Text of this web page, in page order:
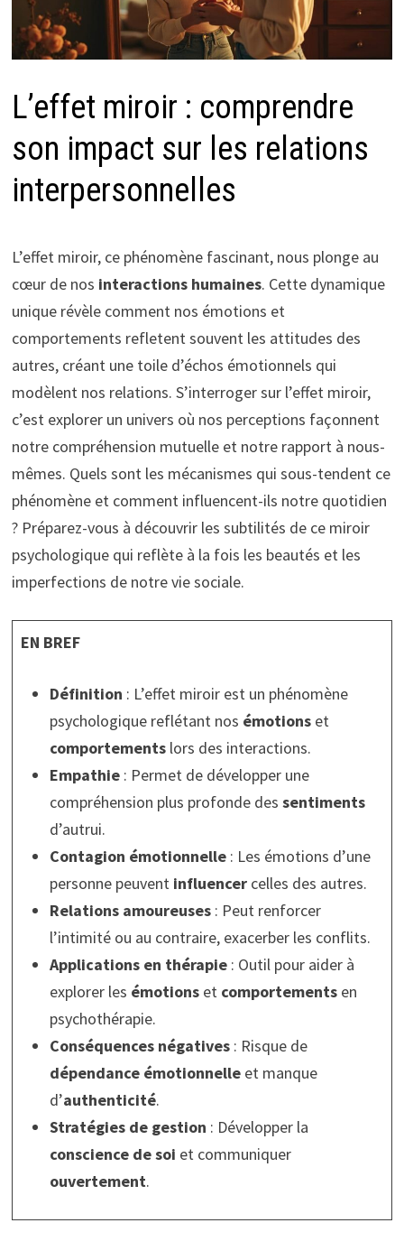
L’effet miroir : comprendre
son impact sur les relations
interpersonnelles
L’effet miroir, ce phénomène fascinant, nous plonge au
cœur de nos interactions humaines. Cette dynamique
unique révèle comment nos émotions et
comportements refletent souvent les attitudes des
autres, créant une toile d’échos émotionnels qui
modèlent nos relations. S’interroger sur l’effet miroir,
c’est explorer un univers où nos perceptions façonnent
notre compréhension mutuelle et notre rapport à nous-
mêmes. Quels sont les mécanismes qui sous-tendent ce
phénomène et comment influencent-ils notre quotidien
? Préparez-vous à découvrir les subtilités de ce miroir
psychologique qui reflète à la fois les beautés et les
imperfections de notre vie sociale.
EN BREF
Définition : L’effet miroir est un phénomène
psychologique reflétant nos émotionset
comportementslors des interactions.
Empathie: Permet de développer une
compréhension plus profonde des sentiments
d’autrui.
Contagion émotionnelle: Les émotions d’une
personne peuvent influencercelles des autres.
Relations amoureuses: Peut renforcer
l’intimité ou au contraire, exacerber les conflits.
Applications en thérapie: Outil pour aider à
explorer les émotionset comportementsen
psychothérapie.
Conséquences négatives: Risque de
dépendance émotionnelleet manque
d’authenticité.
Stratégies de gestion : Développer la
conscience de soi et communiquer
ouvertement.